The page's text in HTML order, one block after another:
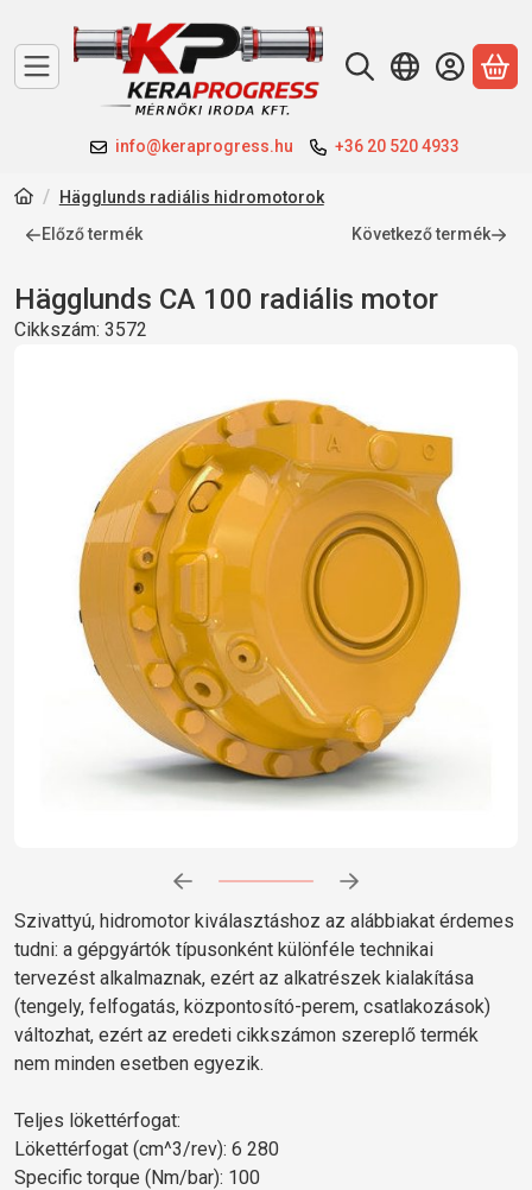
info@keraprogress.hu +36 20 520 4933
A
Hägglunds radiális hidromotorok
Előző termék
Következő termék
Hägglunds CA 100 radiális motor
Cikkszám: 3572
Szivattyú, hidromotor kiválasztáshoz az alábbiakat érdemes
tudni: a gépgyártók típusonként különféle technikai
tervezést alkalmaznak, ezért az alkatrészek kialakítása
(tengely, felfogatás, központosító-perem, csatlakozások)
változhat, ezért az eredeti cikkszámon szereplő termék
nem minden esetben egyezik.
Teljes lökettérfogat:
Lökettérfogat (cm^3/rev): 6 280
Specific torque (Nm/bar): 100